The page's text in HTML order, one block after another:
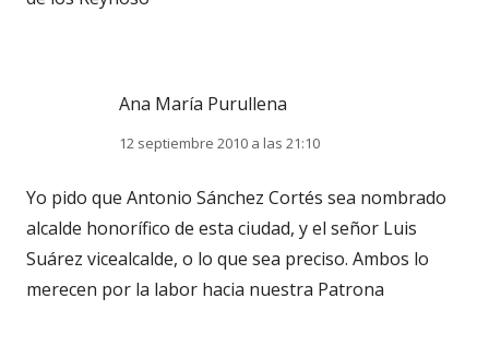
Ana María Purullena
12 septiembre 2010 a las 21:10
Yo pido que Antonio Sánchez Cortés sea nombrado
alcalde honorífico de esta ciudad, y el señor Luis
Suárez vicealcalde, o lo que sea preciso. Ambos lo
merecen por la labor hacia nuestra Patrona